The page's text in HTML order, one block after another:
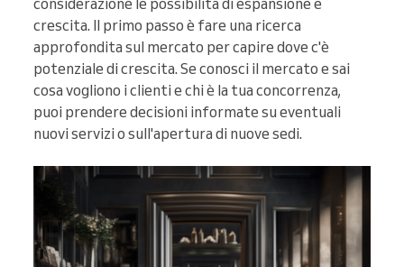
considerazione le possibilità di espansione e
crescita. Il primo passo è fare una ricerca
approfondita sul mercato per capire dove c'è
potenziale di crescita. Se conosci il mercato e sai
cosa vogliono i clienti e chi è la tua concorrenza,
puoi prendere decisioni informate su eventuali
nuovi servizi o sull'apertura di nuove sedi.